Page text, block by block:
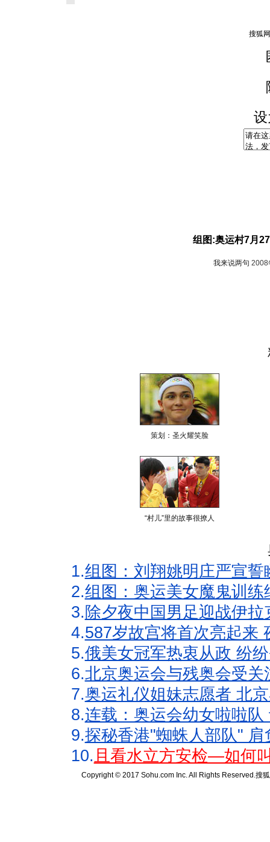
组图:奥运村7月
我来说两句 2008
策划：圣火耀笑脸
“村儿”里的故事很撩人
1.组图：刘翔姚明庄严宣
2.组图：奥运美女魔鬼训
3. 除夕夜中国男足迎战伊
4.587岁故宫将首次亮起来
5.俄美女冠军热衷从政 纷
6.北京奥运会与残奥会受
7.奥运礼仪姐妹志愿者 北
8.连载：奥运会幼女啦啦
9.探秘香港"蜘蛛人部队"
10.且看水立方安检—如何
Copyright © 2017 Sohu.com Inc. All Rights Reserved.搜